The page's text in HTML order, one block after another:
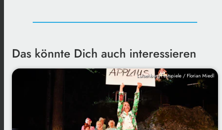
Das könnte Dich auch interessieren
Luisenburg-Festspiele / Florian Miedl